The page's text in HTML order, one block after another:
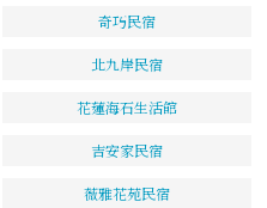
奇巧民宿
北九岸民宿
花蓮海石生活館
吉安家民宿
薇雅花苑民宿